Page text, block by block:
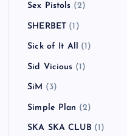
Sex Pistols (2)
SHERBET (1)
Sick of It All (1)
Sid Vicious (1)
SiM (3)
Simple Plan (2)
SKA SKA CLUB (1)